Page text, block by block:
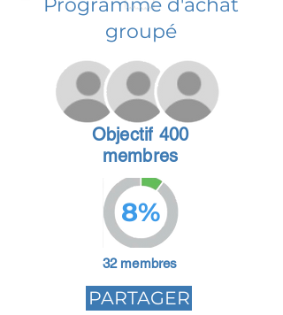
Programme d'achat
groupé
Objectif 400
membres
8%
32 membres
PARTAGER